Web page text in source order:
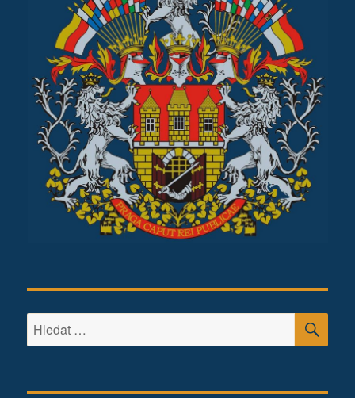
Hledat: